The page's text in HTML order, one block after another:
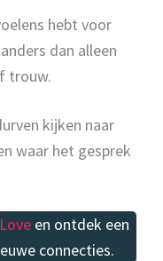
hebt voor
dan alleen
trouw.
kijken naar
waar het gesprek
en ontdek een
connecties.